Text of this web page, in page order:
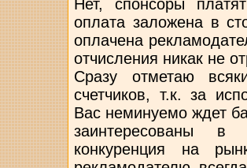
Нет, спонсоры
оплата заложена в
оплачена
отчисления никак не
Сразу отметаю
счетчиков, т.к. за
Вас неминуемо ждет
заинтересованы в
конкуренция на